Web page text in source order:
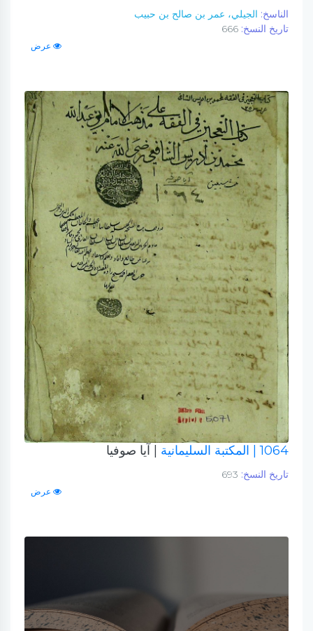
الناسخ: الجيلي، عمر بن صالح بن حبيب
تاريخ النسخ:
عرض
1064 | المكتبة السليمانية | آيا صوفيا
تاريخ النسخ:
عرض